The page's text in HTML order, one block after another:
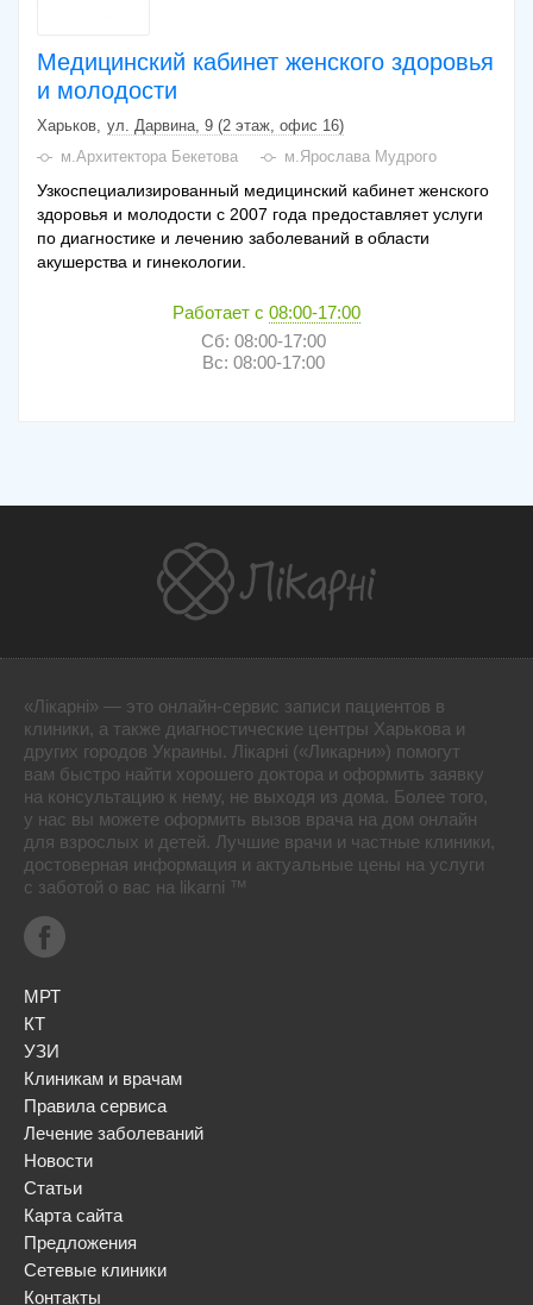
Медицинский кабинет женского здоровья
и молодости
Харьков ул. Дарвина, 9 (2 этаж, офис 16)
м.Архитектора Бекетова
м.Ярослава Мудрого
Узкоспециализированный медицинский кабинет женского
здоровья и молодости с 2007 года предоставляет услуги
по диагностике и лечению заболеваний в области
акушерства и гинекологии.
Работает с 08:00-17:00
Сб: 08:00-17:00
Вс: 08:00-17:00
«Лікарні» — это онлайн-сервис записи пациентов в
клиники, а также диагностические центры Харькова и
других городов Украины. Лікарні («Ликарни») помогут
вам быстро найти хорошего доктора и оформить заявку
на консультацию к нему, не выходя из дома. Более того,
у нас вы можете оформить вызов врача на дом онлайн
для взрослых и детей. Лучшие врачи и частные клиники,
достоверная информация и актуальные цены на услуги
с заботой о вас на likarni ™
МРТ
КТ
УЗИ
Клиникам и врачам
Правила сервиса
Лечение заболеваний
Новости
Статьи
Карта сайта
Предложения
Сетевые клиники
Контакты